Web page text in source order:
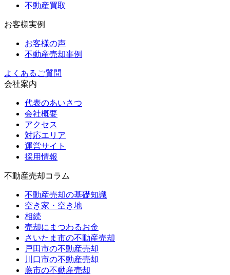
不動産買取
お客様実例
お客様の声
不動産売却事例
よくあるご質問
会社案内
代表のあいさつ
会社概要
アクセス
対応エリア
運営サイト
採用情報
不動産売却コラム
不動産売却の基礎知識
空き家・空き地
相続
売却にまつわるお金
さいたま市の不動産売却
戸田市の不動産売却
川口市の不動産売却
蕨市の不動産売却